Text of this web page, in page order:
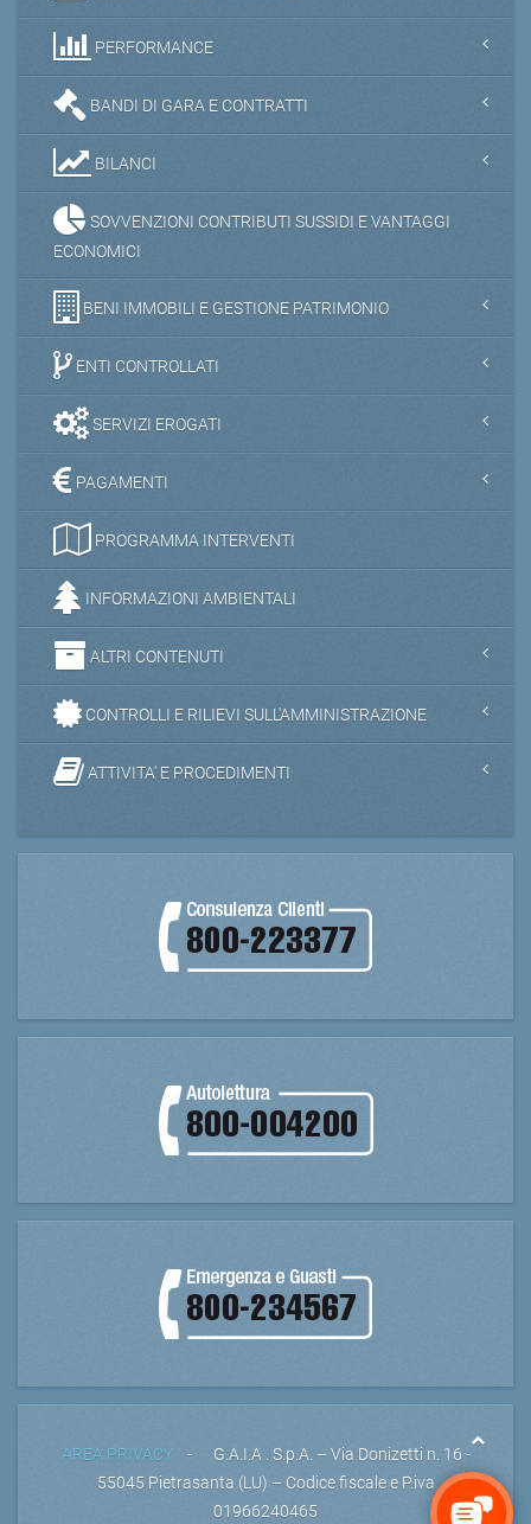
PERFORMANCE
BANDI DI GARA E CONTRATTI
BILANCI
SOVVENZIONI CONTRIBUTI SUSSIDI E VANTAGGI
ECONOMICI
BENI IMMOBILI E GESTIONE PATRIMONIO
ENTI CONTROLLATI
SERVIZI EROGATI
PAGAMENTI
PROGRAMMA INTERVENTI
INFORMAZIONI AMBIENTALI
ALTRI CONTENUTI
CONTROLLI E RILIEVI SULL'AMMINISTRAZIONE
ATTIVITA' E PROCEDIMENTI
AREA PRIVACY- G.A.I.A . S.p.A. – Via Donizetti n. 16 -
55045 Pietrasanta (LU) – Codice fiscale e P.iva
01966240465